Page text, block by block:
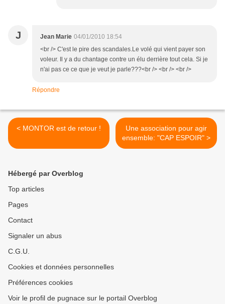
J Jean Marie 04/01/2010 18:54
<br /> C'est le pire des scandales.Le volé qui vient payer son
voleur. Il y a du chantage contre un élu derrière tout cela. Si je
n'ai pas ce ce que je veut je parle???<br /> <br /> <br />
Répondre
< MONTOR est de retour !
Une association pour agir
ensemble: "CAP ESPOIR" >
Hébergé par Overblog
Top articles
Pages
Contact
Signaler un abus
C.G.U.
Cookies et données personnelles
Préférences cookies
Voir le profil de pugnace sur le portail Overblog